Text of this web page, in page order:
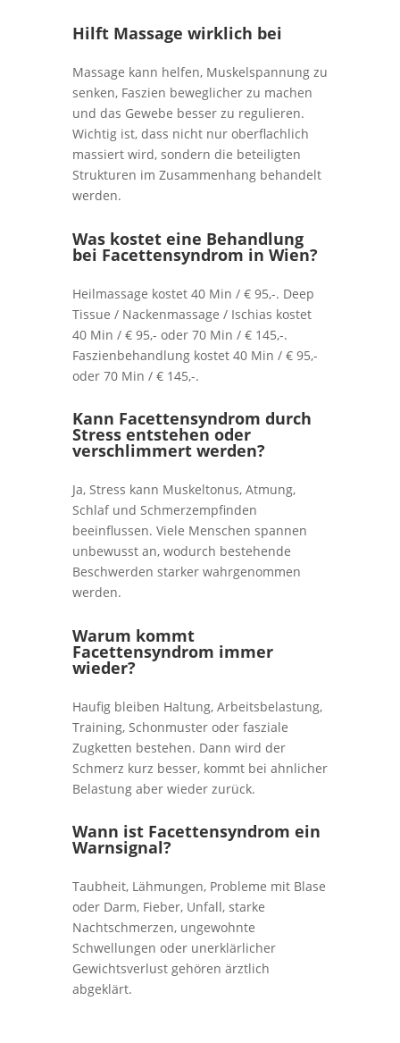
Hilft Massage wirklich bei
Massage kann helfen, Muskelspannung zu
senken, Faszien beweglicher zu machen
und das Gewebe besser zu regulieren.
Wichtig ist, dass nicht nur oberflachlich
massiert wird, sondern die beteiligten
Strukturen im Zusammenhang behandelt
werden.
Was kostet eine Behandlung
bei Facettensyndrom in Wien?
Heilmassage kostet 40 Min / € 95,-. Deep
Tissue / Nackenmassage / Ischias kostet
40 Min / € 95,- oder 70 Min / € 145,-.
Faszienbehandlung kostet 40 Min / € 95,-
oder 70 Min / € 145,-.
Kann Facettensyndrom durch
Stress entstehen oder
verschlimmert werden?
Ja, Stress kann Muskeltonus, Atmung,
Schlaf und Schmerzempfinden
beeinflussen. Viele Menschen spannen
unbewusst an, wodurch bestehende
Beschwerden starker wahrgenommen
werden.
Warum kommt
Facettensyndrom immer
wieder?
Haufig bleiben Haltung, Arbeitsbelastung,
Training, Schonmuster oder fasziale
Zugketten bestehen. Dann wird der
Schmerz kurz besser, kommt bei ahnlicher
Belastung aber wieder zurück.
Wann ist Facettensyndrom ein
Warnsignal?
Taubheit, Lähmungen, Probleme mit Blase
oder Darm, Fieber, Unfall, starke
Nachtschmerzen, ungewohnte
Schwellungen oder unerklärlicher
Gewichtsverlust gehören ärztlich
abgeklärt.